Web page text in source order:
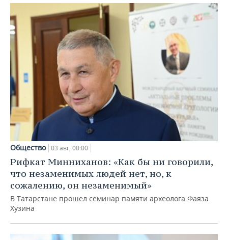
Общество 03 авг, 00:00
Рифкат Минниханов: «Как бы ни говорили,
что незаменимых людей нет, но, к
сожалению, он незаменимый»
В Татарстане прошел семинар памяти археолога Фаяза
Хузина